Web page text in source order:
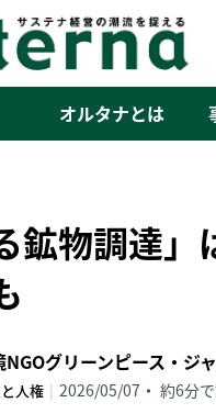
オルタナとは
鉱物調達
NGOグリーンピース・ジ
人権 | 2026/05/07 約6分